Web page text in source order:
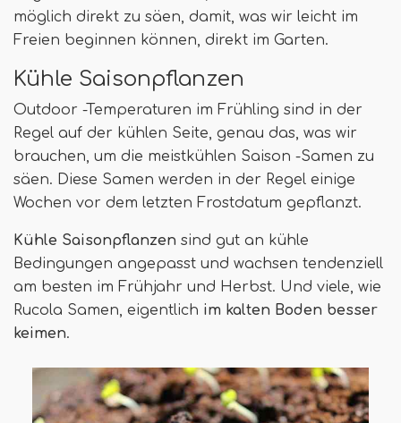
möglich direkt zu säen, damit, was wir leicht im
Freien beginnen können, direkt im Garten.
Kühle Saisonpflanzen
Outdoor -Temperaturen im Frühling sind in der
Regel auf der kühlen Seite, genau das, was wir
brauchen, um die meistkühlen Saison -Samen zu
säen. Diese Samen werden in der Regel einige
Wochen vor dem letzten Frostdatum gepflanzt.
Kühle Saisonpflanzen sind gut an kühle
Bedingungen angepasst und wachsen tendenziell
am besten im Frühjahr und Herbst. Und viele, wie
Rucola Samen, eigentlich im kalten Boden besser
keimen.